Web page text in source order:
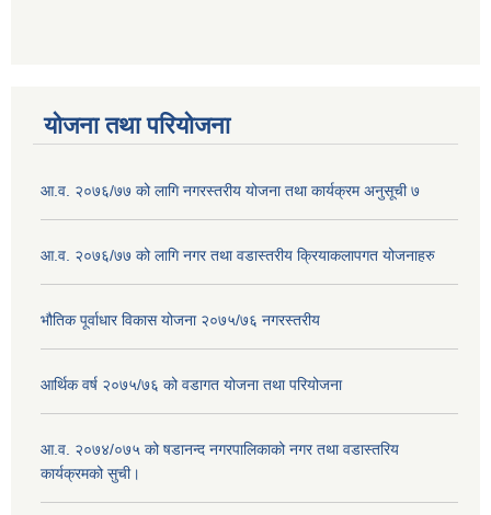
योजना तथा परियोजना
आ.व. २०७६/७७ को लागि नगरस्तरीय योजना तथा कार्यक्रम अनुसूची ७
आ.व. २०७६/७७ को लागि नगर तथा वडास्तरीय क्रियाकलापगत योजनाहरु
भौतिक पूर्वाधार विकास योजना २०७५/७६ नगरस्तरीय
आर्थिक वर्ष २०७५/७६ को वडागत योजना तथा परियोजना
आ.व. २०७४/०७५ को षडानन्द नगरपालिकाको नगर तथा वडास्तरिय
कार्यक्रमको सुची।